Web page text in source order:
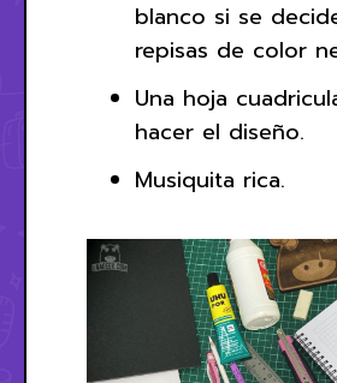
blanco si se
repisas de color
Una hoja
hacer el diseño.
Musiquita rica.